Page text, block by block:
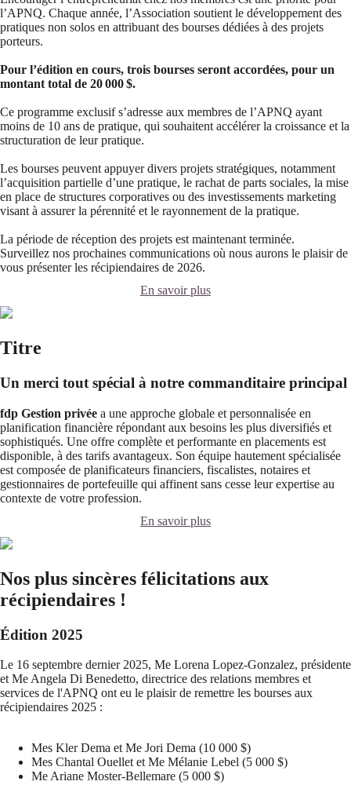
l’APNQ. Chaque année, l’Association soutient le développement des
pratiques non solos en attribuant des bourses dédiées à des projets
porteurs.
Pour l’édition en cours, trois bourses seront accordées, pour un
montant total de 20 000 $.
Ce programme exclusif s’adresse aux membres de l’APNQ ayant
moins de 10 ans de pratique, qui souhaitent accélérer la croissance et la
structuration de leur pratique.
Les bourses peuvent appuyer divers projets stratégiques, notamment
l’acquisition partielle d’une pratique, le rachat de parts sociales, la mise
en place de structures corporatives ou des investissements marketing
visant à assurer la pérennité et le rayonnement de la pratique.
La période de réception des projets est maintenant terminée.
Surveillez nos prochaines communications où nous aurons le plaisir de
vous présenter les récipiendaires de 2026.
En savoir plus
Titre
Un merci tout spécial à notre commanditaire principal
fdp Gestion privée a une approche globale et personnalisée en
planification financière répondant aux besoins les plus diversifiés et
sophistiqués. Une offre complète et performante en placements est
disponible, à des tarifs avantageux. Son équipe hautement spécialisée
est composée de planificateurs financiers, fiscalistes, notaires et
gestionnaires de portefeuille qui affinent sans cesse leur expertise au
contexte de votre profession.
En savoir plus
Nos plus sincères félicitations aux
récipiendaires !
Édition 2025
Le 16 septembre dernier 2025, Me Lorena Lopez-Gonzalez, présidente
et Me Angela Di Benedetto, directrice des relations membres et
services de l'APNQ ont eu le plaisir de remettre les bourses aux
récipiendaires 2025 :
Mes Kler Dema et Me Jori Dema (10 000 $)
Mes Chantal Ouellet et Me Mélanie Lebel (5 000 $)
Me Ariane Moster-Bellemare (5 000 $)